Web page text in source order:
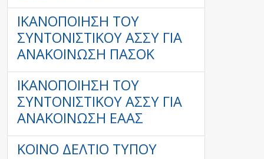
ΙΚΑΝΟΠΟΊΗΣΗ ΤΟΥ
ΣΥΝΤΟΝΙΣΤΙΚΟΎ ΑΣΣΥ ΓΙΑ
ΑΝΑΚΟΊΝΩΣΗ ΠΑΣΟΚ
ΙΚΑΝΟΠΟΊΗΣΗ ΤΟΥ
ΣΥΝΤΟΝΙΣΤΙΚΟΎ ΑΣΣΥ ΓΙΑ
ΑΝΑΚΟΊΝΩΣΗ ΕΑΑΣ
ΚΟΙΝΟ ΔΕΛΤΙΟ ΤΥΠΟΥ